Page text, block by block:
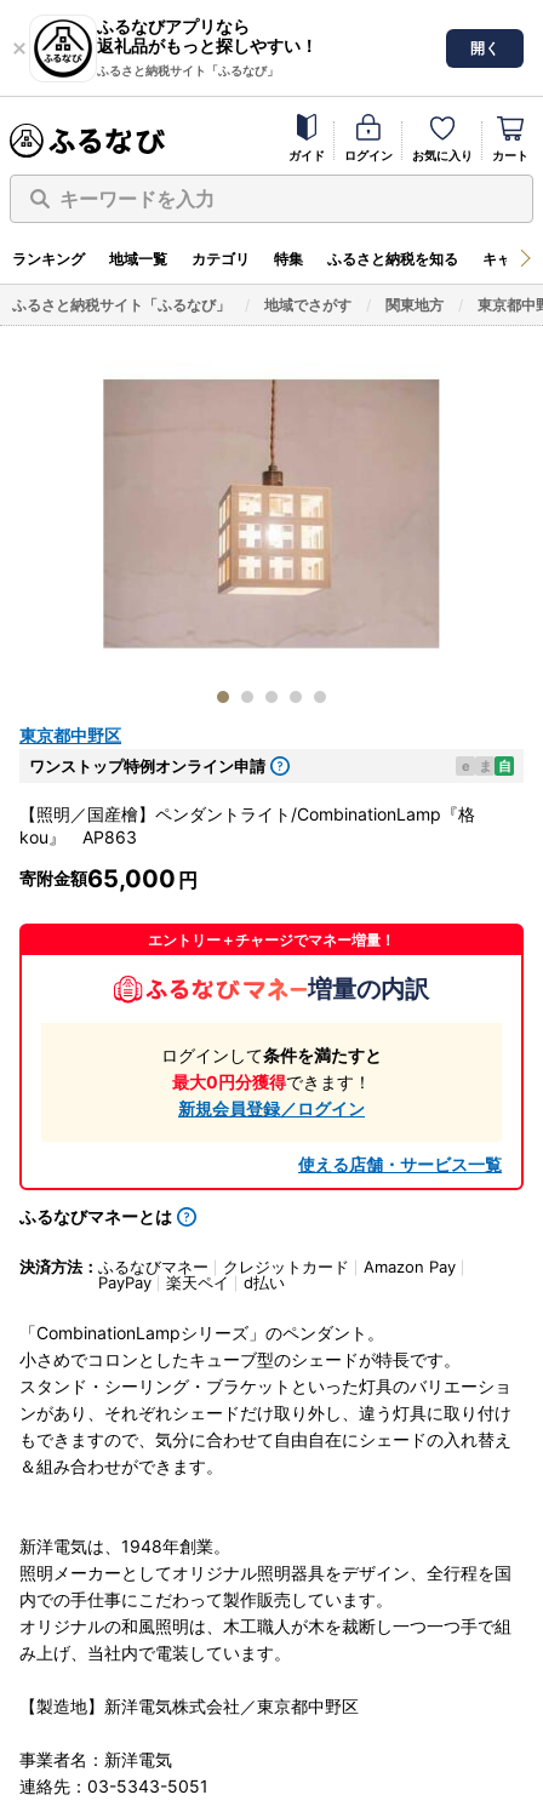
ふるなびアプリなら
返礼品がもっと探しやすい！
ふるさと納税サイト「ふるなび」
開く
ガイド ログイン お気に入り カート
キーワードを入力
ランキング 地域一覧 カテゴリ 特集 ふるさと納税を知る キャン
ふるさと納税サイト「ふるなび」 地域でさがす 関東地方 東京都中
東京都中野区
ワンストップ特例オンライン申請 e ま 自
【照明／国産檜】ペンダントライト/CombinationLamp『格
kou』 AP863
寄附金額65,000
エントリー＋チャージでマネー増量！
増量の内訳
ログインして条件を満たすと
最大0円分獲得できます！
新規会員登録／ログイン
使える店舗・サービス一覧
ふるなびマネーとは
決済方法： ふるなびマネー クレジットカード
Amazon Pay
PayPay
楽天ペイ d払い
「CombinationLampシリーズ」のペンダント。
小さめでコロンとしたキューブ型のシェードが特長です。
スタンド・シーリング・ブラケットといった灯具のバリエーショ
ンがあり、それぞれシェードだけ取り外し、違う灯具に取り付け
もできますので、気分に合わせて自由自在にシェードの入れ替え
＆組み合わせができます。
新洋電気は、1948年創業。
照明メーカーとしてオリジナル照明器具をデザイン、全行程を国
内での手仕事にこだわって製作販売しています。
オリジナルの和風照明は、木工職人が木を裁断し一つ一つ手で組
み上げ、当社内で電装しています。
【製造地】新洋電気株式会社／東京都中野区
事業者名：新洋電気
連絡先：03-5343-5051